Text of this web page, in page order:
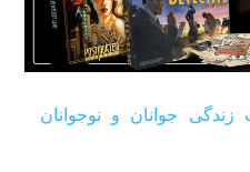
زندگی جوانان و نوجوانان